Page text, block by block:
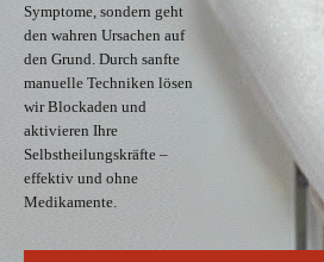
Symptome, sondern geht
den wahren Ursachen auf
den Grund. Durch sanfte
manuelle Techniken lösen
wir Blockaden und
aktivieren Ihre
Selbstheilungskräfte –
effektiv und ohne
Medikamente.